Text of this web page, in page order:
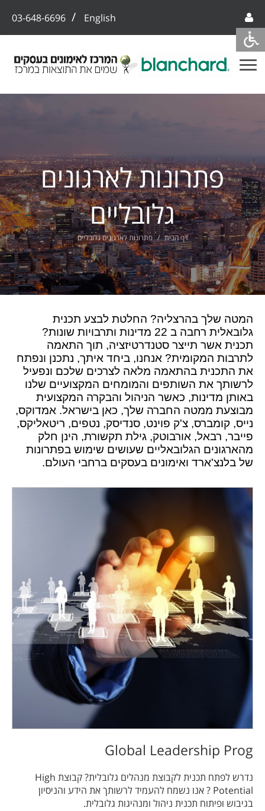
03-648-6696 / English
פתרונות לארגונים
גלובליים
דף הבית פתרונות לארגונים גלובליים
המטה שלך בהרצליה? החלטת לבצע תכנית
גלובאלית רחבה ב 22 מדינות ותרבויות שונות?
תכנית אשר תייצר סטנדרטיזציה, תוך התאמה
לתרבות המקומית? אנחנו, ביחד איתך, נתכנן ונפתח
את התכנית בהתאמה מלאה לצרכים שלכם ונפעיל
לרשותך את השותפים והמומחים המקצועיים שלנו
באותן מדינות, כאשר הניהול והבקרה המקצועית
מבוצעת ממטה החברה שלך, כאן בישראל. אמדוקס,
נייס, קומברס, צ'ק פוינט, סנדיסק, נטפים, ריטאליקס,
פייבר, רבאל, אורבוטק, גילת תקשורת, הינן חלק
מהארגונים הגלובאליים שעושים שימוש בפתרונות
של בלנצ'ארד ואימונים בעסקים ברחבי העולם.
Global Leadership Prog
נדרש לפתח תכנית לקבוצת מנהלים גלובלית? קבוצת High
Potential ? אנו נשמח להעמיד לרשותך את הידע והניסיון
בגיבוש ופיתוח תכנית ניהול ומנהיגות גלובלית.